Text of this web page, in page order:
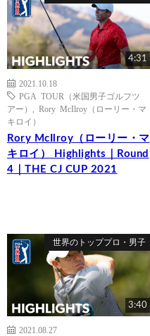
4:31
2021.10.18
PGA TOUR（米国男子ゴルフツ
アー）
Rory McIlroy（ローリー・マ
キロイ）
Rory McIlroy（ローリー・マ
キロイ） Highlights｜Round
4｜THE CJ CUP 2021
世界のトッププロ・男子
3:40
2021.08.27